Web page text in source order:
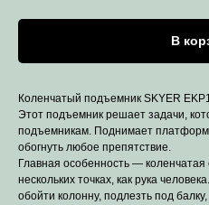
В
Коленчатый подъемник SKYER
Этот подъемник решает задачи,
подъемникам. Поднимает
обогнуть любое препятствие.
Главная особенность — коленчатая
нескольких точках, как рука
обойти колонну, подлезть под